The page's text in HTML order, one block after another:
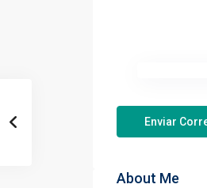
Enviar
About Me